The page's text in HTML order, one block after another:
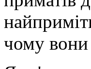
чому вони